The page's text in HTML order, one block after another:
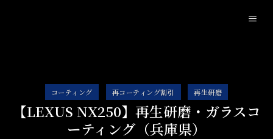
コーティング 再コーティング割引 再生研磨
【LEXUS NX250】再生研磨・ガラスコ
ーティング（兵庫県）